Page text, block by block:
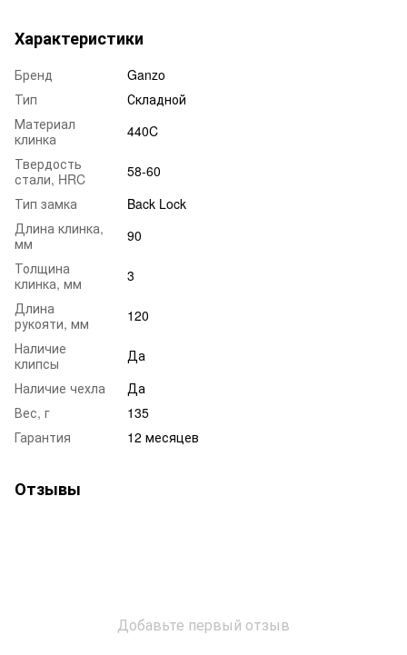
Характеристики
Бренд
Ganzo
Тип
Складной
Материал
клинка
440C
Твердость
стали, HRC
58-60
Тип замка
Back Lock
Длина клинка,
мм
90
Толщина
клинка, мм
3
Длина
рукояти, мм
120
Наличие
клипсы
Да
Наличие чехла
Да
Вес, г
135
Гарантия
12 месяцев
Отзывы
Добавьте первый отзыв